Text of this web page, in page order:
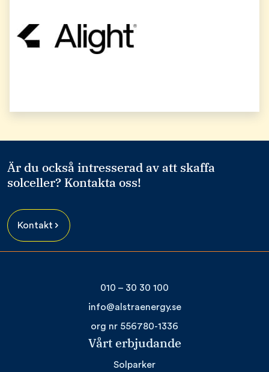
Är du också intresserad av att skaffa
solceller? Kontakta oss!
Kontakt
010 – 30 30 100
info@alstraenergy.se
org nr 556780-1336
Vårt erbjudande
Solparker